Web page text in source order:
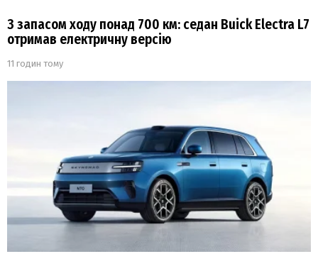
З запасом ходу понад 700 км: седан Buick Electra L7
отримав електричну версію
11 годин тому